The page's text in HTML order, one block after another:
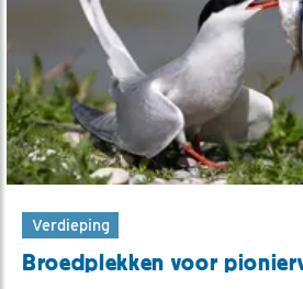
Verdieping
Broedplekken voor